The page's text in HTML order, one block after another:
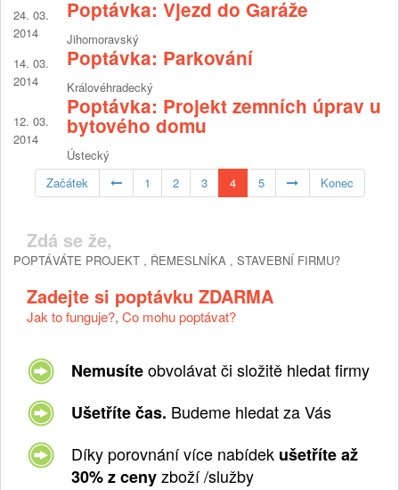
24. 03.
2014
Poptávka: Vjezd do Garáže
Jihomoravský
14. 03.
2014
Poptávka: Parkování
Královéhradecký
12. 03.
2014
Poptávka: Projekt zemních úprav u
bytového domu
Ústecký
Začátek
1 2 3 4 5 Konec
Zdá se že,
POPTÁVÁTE PROJEKT , ŘEMESLNÍKA , STAVEBNÍ FIRMU?
Zadejte si poptávku ZDARMA
Jak to funguje?, Co mohu poptávat?
Nemusíteobvolávat či složitě hledat firmy
Ušetříte čas. Budeme hledat za Vás
Díky porovnání více nabídek ušetříte až
30% z cenyzboží /služby